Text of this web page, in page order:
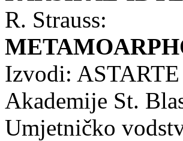
R. Strauss:
Izvodi:
Akademije St.
Umjetničko